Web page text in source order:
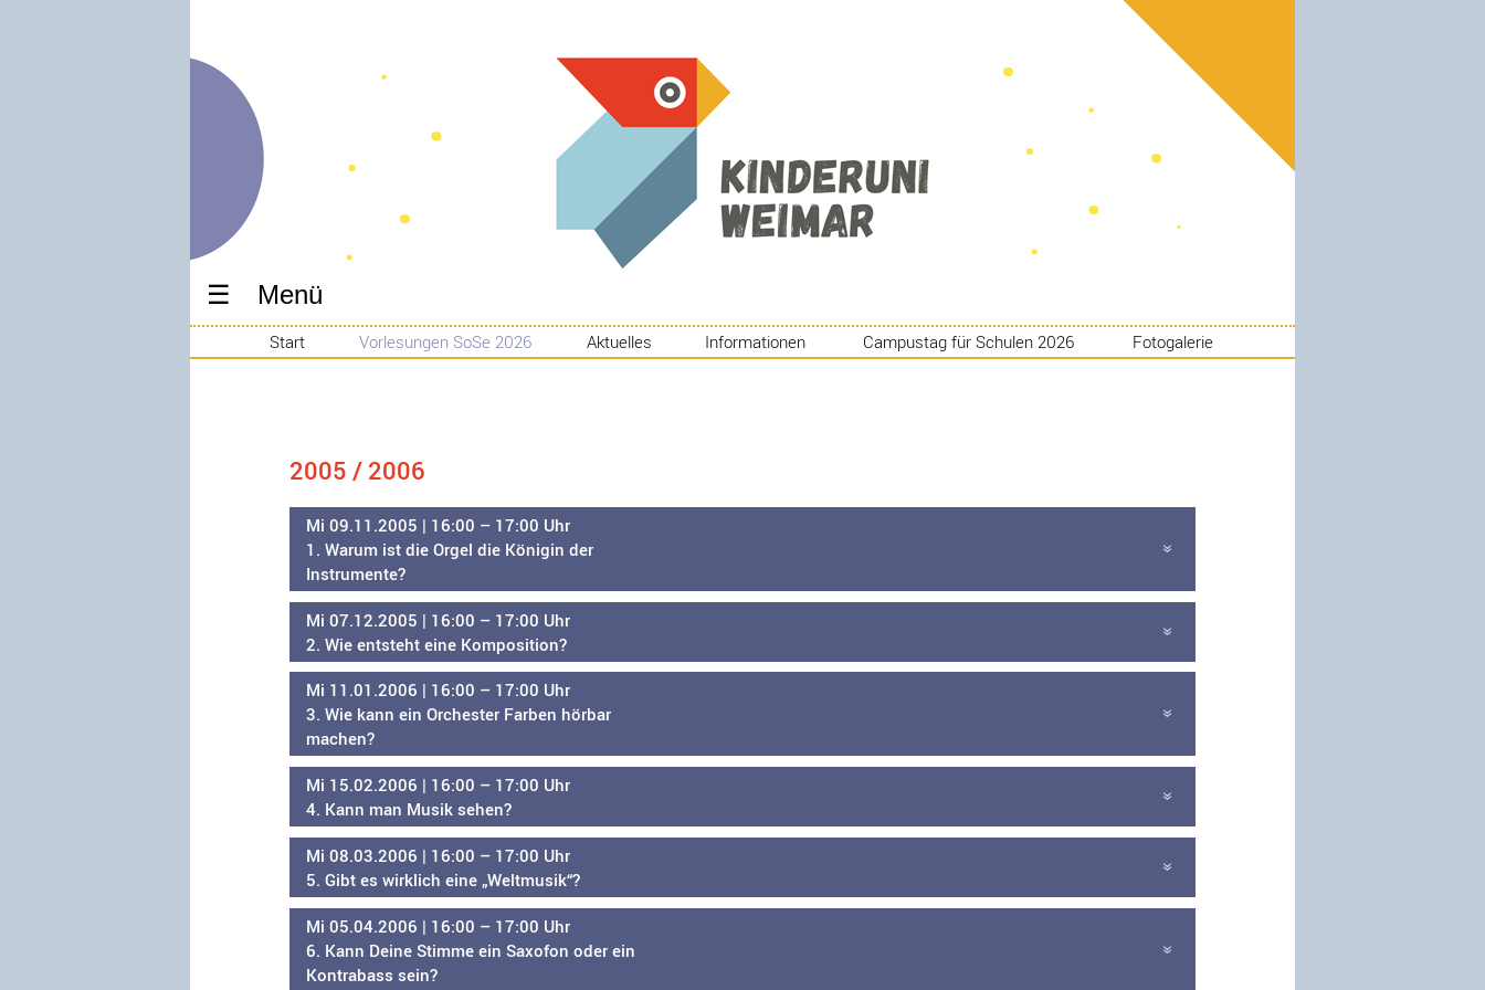
Menü
Start Vorlesungen SoSe 2026 Aktuelles Informationen Campustag für Schulen 2026 Fotogalerie
2005 / 2006
Mi 09.11.2005 | 16:00 – 17:00 Uhr
1. Warum ist die Orgel die Königin der
Instrumente?
Mi 07.12.2005 | 16:00 – 17:00 Uhr
2. Wie entsteht eine Komposition?
Mi 11.01.2006 | 16:00 – 17:00 Uhr
3. Wie kann ein Orchester Farben hörbar
machen?
Mi 15.02.2006 | 16:00 – 17:00 Uhr
4. Kann man Musik sehen?
Mi 08.03.2006 | 16:00 – 17:00 Uhr
5. Gibt es wirklich eine „Weltmusik“?
Mi 05.04.2006 | 16:00 – 17:00 Uhr
6. Kann Deine Stimme ein Saxofon oder ein
Kontrabass sein?